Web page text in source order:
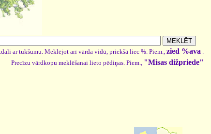
ar tukšumu. Meklējot arī vārda vidū, priekšā liec %. Piem., zied %ava .
Precīzu vārdkopu meklēšanai lieto pēdiņas. Piem., "Misas dižpriede"